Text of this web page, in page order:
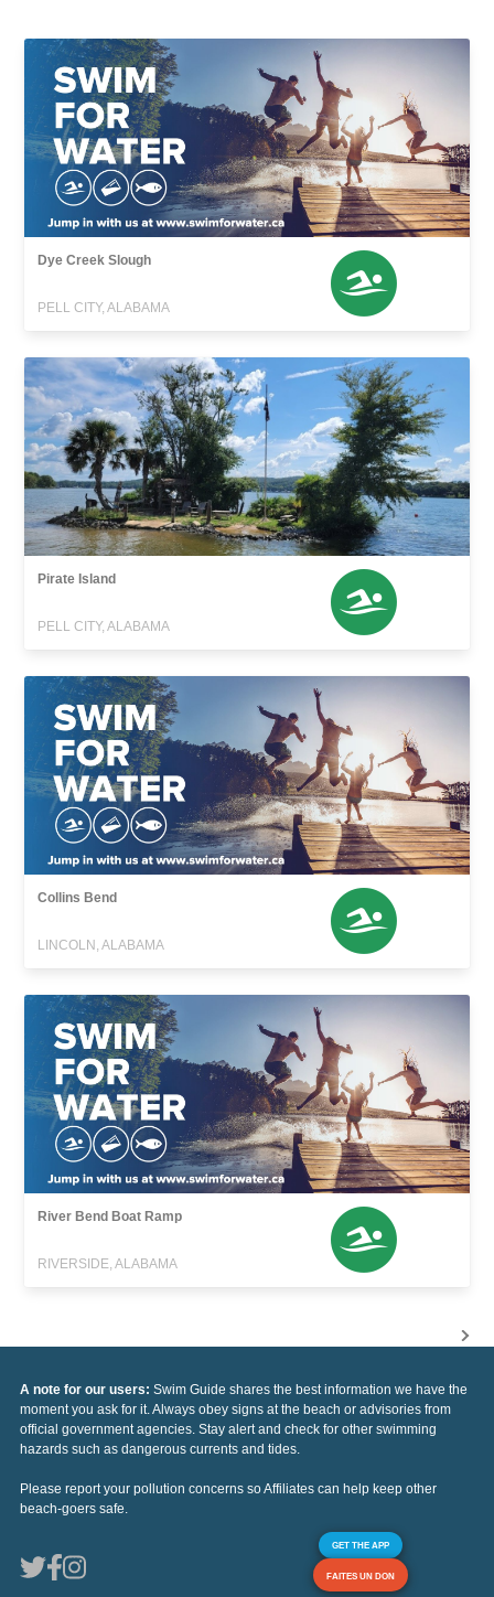
Dye Creek Slough
PELL CITY, ALABAMA
Pirate Island
PELL CITY, ALABAMA
Collins Bend
LINCOLN, ALABAMA
River Bend Boat Ramp
RIVERSIDE, ALABAMA
A note for our users: Swim Guide shares the best information we have the
moment you ask for it. Always obey signs at the beach or advisories from
official government agencies. Stay alert and check for other swimming
hazards such as dangerous currents and tides.
Please report your pollution concerns so Affiliates can help keep other
beach-goers safe.
GET THE APP
FAITES UN DON